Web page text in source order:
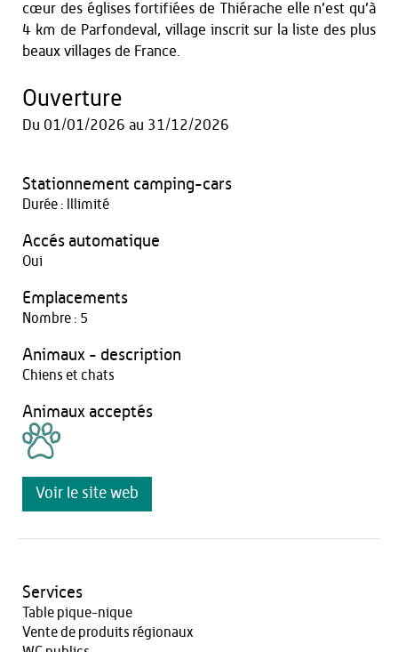
cœur des églises fortifiées de Thiérache elle n’est qu’à
4 km de Parfondeval, village inscrit sur la liste des plus
beaux villages de France.
Ouverture
Du 01/01/2026 au 31/12/2026
Stationnement camping-cars
Durée : Illimité
Accés automatique
Oui
Emplacements
Nombre : 5
Animaux - description
Chiens et chats
Animaux acceptés
Voir le site web
Services
Table pique-nique
Vente de produits régionaux